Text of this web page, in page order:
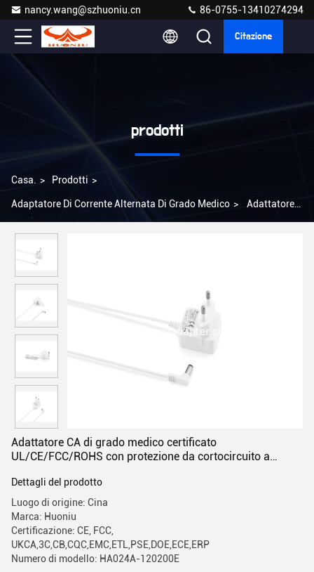
nancy.wang@szhuoniu.cn 86-0755-13410274294
Citazione
prodotti
Casa. > Prodotti >
Adaptatore Di Corrente Alternata Di Grado Medico > Adattatore
da cortocircuito a recupero automatico
Adattatore CA di grado medico certificato
UL/CE/FCC/ROHS con protezione da cortocircuito a
Dettagli del prodotto
Luogo di origine: Cina
Marca: Huoniu
Certificazione: CE, FCC,
UKCA,3C,CB,CQC,EMC,ETL,PSE,DOE,ECE,ERP
Numero di modello: HA024A-120200E